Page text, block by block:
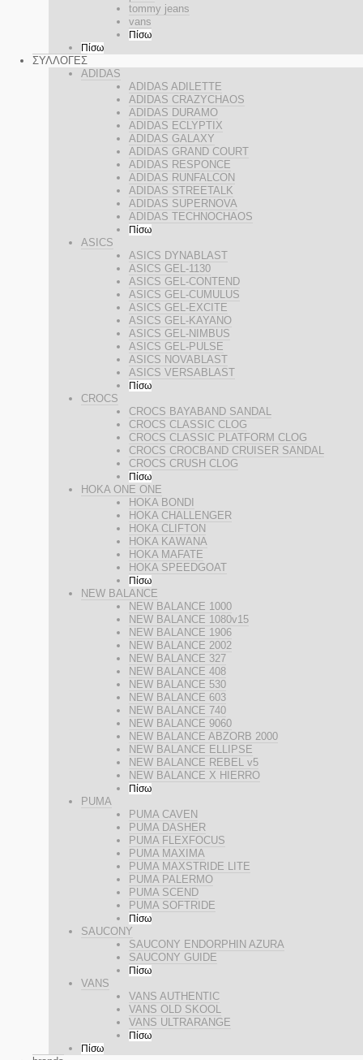
tommy jeans
vans
Πίσω
Πίσω
ΣΥΛΛΟΓΕΣ
ADIDAS
ADIDAS ADILETTE
ADIDAS CRAZYCHAOS
ADIDAS DURAMO
ADIDAS ECLYPTIX
ADIDAS GALAXY
ADIDAS GRAND COURT
ADIDAS RESPONCE
ADIDAS RUNFALCON
ADIDAS STREETALK
ADIDAS SUPERNOVA
ADIDAS TECHNOCHAOS
Πίσω
ASICS
ASICS DYNABLAST
ASICS GEL-1130
ASICS GEL-CONTEND
ASICS GEL-CUMULUS
ASICS GEL-EXCITE
ASICS GEL-KAYANO
ASICS GEL-NIMBUS
ASICS GEL-PULSE
ASICS NOVABLAST
ASICS VERSABLAST
Πίσω
CROCS
CROCS BAYABAND SANDAL
CROCS CLASSIC CLOG
CROCS CLASSIC PLATFORM CLOG
CROCS CROCBAND CRUISER SANDAL
CROCS CRUSH CLOG
Πίσω
HOKA ONE ONE
HOKA BONDI
HOKA CHALLENGER
HOKA CLIFTON
HOKA KAWANA
HOKA MAFATE
HOKA SPEEDGOAT
Πίσω
NEW BALANCE
NEW BALANCE 1000
NEW BALANCE 1080v15
NEW BALANCE 1906
NEW BALANCE 2002
NEW BALANCE 327
NEW BALANCE 408
NEW BALANCE 530
NEW BALANCE 603
NEW BALANCE 740
NEW BALANCE 9060
NEW BALANCE ABZORB 2000
NEW BALANCE ELLIPSE
NEW BALANCE REBEL v5
NEW BALANCE X HIERRO
Πίσω
PUMA
PUMA CAVEN
PUMA DASHER
PUMA FLEXFOCUS
PUMA MAXIMA
PUMA MAXSTRIDE LITE
PUMA PALERMO
PUMA SCEND
PUMA SOFTRIDE
Πίσω
SAUCONY
SAUCONY ENDORPHIN AZURA
SAUCONY GUIDE
Πίσω
VANS
VANS AUTHENTIC
VANS OLD SKOOL
VANS ULTRARANGE
Πίσω
Πίσω